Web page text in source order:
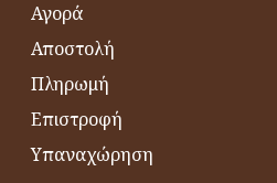
Αγορά
Αποστολή
Πληρωμή
Επιστροφή
Υπαναχώρηση